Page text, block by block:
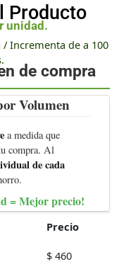
Producto
unidad.
Incrementa de a 100
de compra
Volumen
a medida que
compra. Al
de cada
= Mejor precio!
Precio
$460